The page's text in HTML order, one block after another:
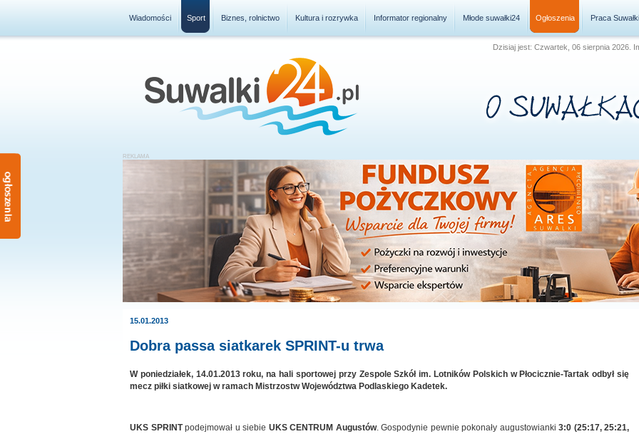
Wiadomości Sport Biznes, rolnictwo Kultura i rozrywka Informator regionalny Młode suwałki24 Ogłoszenia Praca Suwałki
Dzisiaj jest: Czwartek, 06 sierpnia 2026.
15.01.2013
Dobra passa siatkarek SPRINT-u trwa
W poniedziałek, 14.01.2013 roku, na hali sportowej przy Zespole Szkół im. Lotników Polskich w Płocicznie-Tartak odbył się
mecz piłki siatkowej w ramach Mistrzostw Województwa Podlaskiego Kadetek.
UKS SPRINTpodejmował u siebie UKS CENTRUM Augustów. Gospodynie pewnie pokonały augustowianki 3:0 (25:17, 25:21,